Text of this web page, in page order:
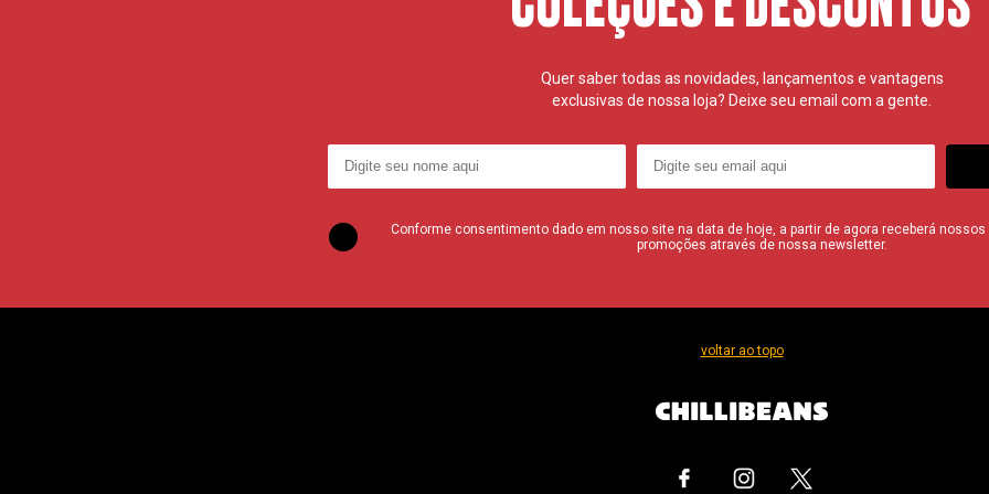
Quer saber todas as novidades, lançamentos e vantagens
exclusivas de nossa loja? Deixe seu email com a gente.
Conforme consentimento dado em nosso site na data de hoje, a partir de agora receberá
promoções através de nossa newsletter.
voltar ao topo